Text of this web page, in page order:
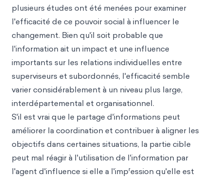
plusieurs études ont été menées pour examiner
l'efficacité de ce pouvoir social à influencer le
changement. Bien qu'il soit probable que
l'information ait un impact et une influence
importants sur les relations individuelles entre
superviseurs et subordonnés, l'efficacité semble
varier considérablement à un niveau plus large,
interdépartemental et organisationnel.
S'il est vrai que le partage d'informations peut
améliorer la coordination et contribuer à aligner les
objectifs dans certaines situations, la partie cible
peut mal réagir à l'utilisation de l'information par
l'agent d'influence si elle a l'impression qu'elle est